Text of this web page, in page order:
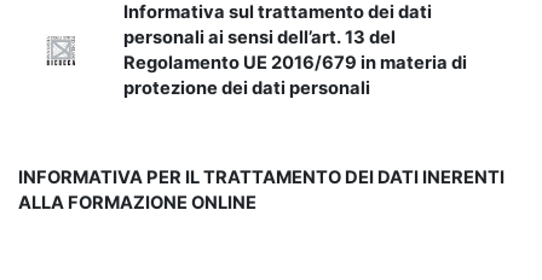
Informativa sul trattamento dei dati
personali ai sensi dell’art. 13 del
Regolamento UE 2016/679 in materia di
protezione dei dati personali
INFORMATIVA PER IL TRATTAMENTO DEI DATI INERENTI
ALLA FORMAZIONE ONLINE